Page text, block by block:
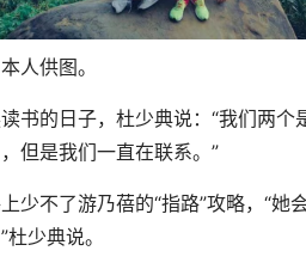
人供图。
的日子，杜少典说：“我们两个
但是我们一直在联系。”
不了游乃蓓的“指路”攻略，“她
少典说。